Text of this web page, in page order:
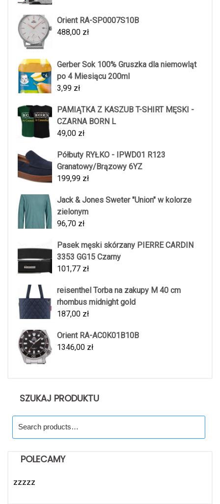
Orient RA-SP0007S10B
488,00 zł
Gerber Sok 100% Gruszka dla niemowląt
po 4 Miesiącu 200ml
3,99 zł
PAMIĄTKA Z KASZUB T-SHIRT MĘSKI -
CZARNA BORN L
49,00 zł
Półbuty RYŁKO - IPWD01 R123
Granatowy/Brązowy 6YZ
199,99 zł
Jack & Jones Sweter "Union" w kolorze
zielonym
96,70 zł
Pasek męski skórzany PIERRE CARDIN
3353 GG15 Czarny
101,77 zł
reisenthel Torba na zakupy M 40 cm
rhombus midnight gold
187,00 zł
Orient RA-AC0K01B10B
1346,00 zł
SZUKAJ PRODUKTU
for:
POLECAMY
zzzzz